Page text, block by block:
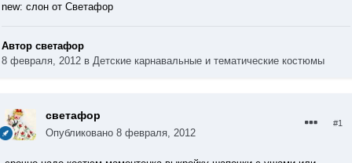
new: слон от Светафор
Автор светафор
8 февраля, 2012 в Детские карнавальные и тематические костюмы
светафор
Опубликовано 8 февраля, 2012
#1